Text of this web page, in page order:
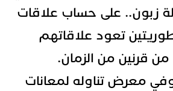
زبون.. على حساب علاقات
تعود علاقاتهم
من قرنين من الزمان.
معرض تناوله لمعانات